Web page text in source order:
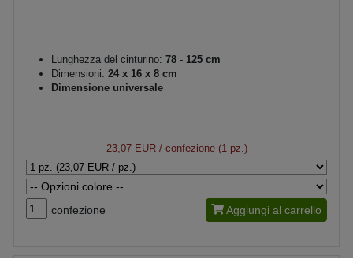
Lunghezza del cinturino: 78 - 125 cm
Dimensioni: 24 x 16 x 8 cm
Dimensione universale
23,07 EUR/ confezione (1 pz.)
confezione Aggiungi al carrello